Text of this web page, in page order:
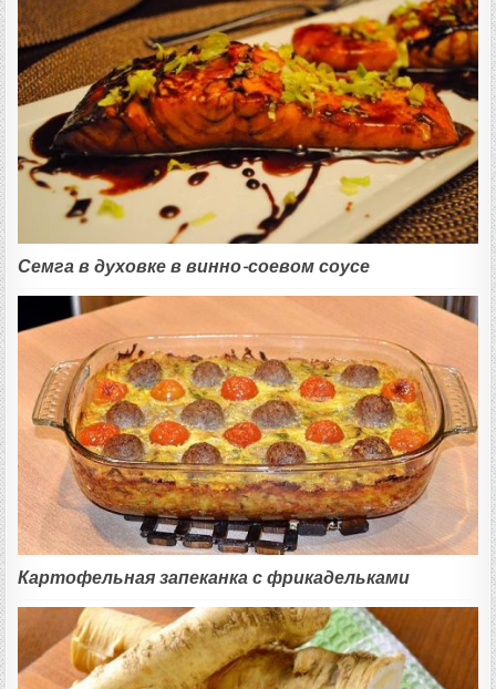
Семга в духовке в винно-соевом соусе
Картофельная запеканка с фрикадельками